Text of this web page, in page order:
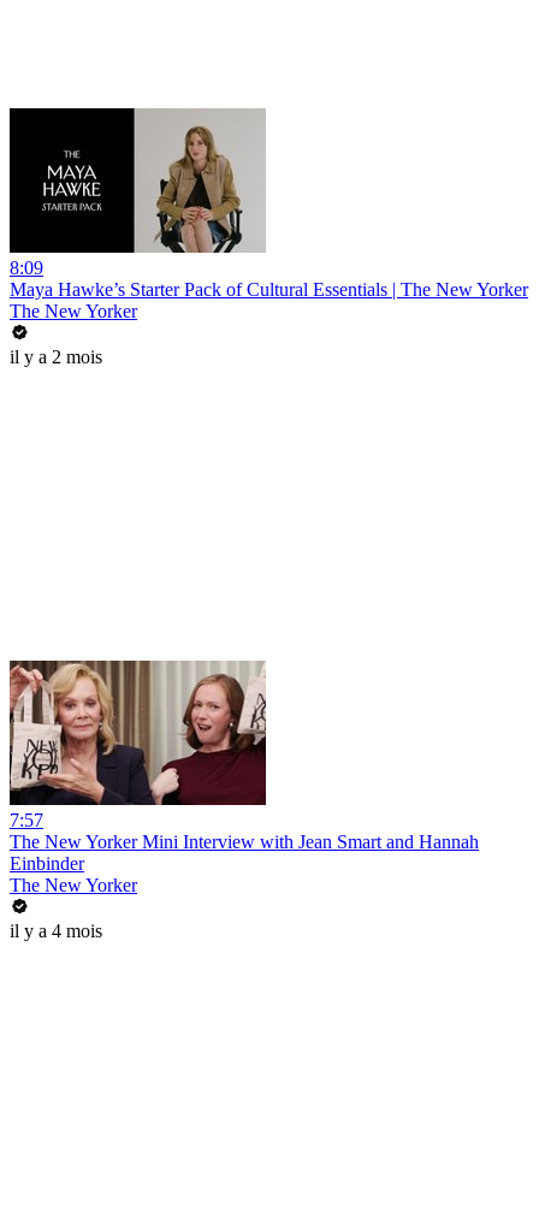
8:09
Maya Hawke’s Starter Pack of Cultural Essentials | The New Yorker
The New Yorker
il y a 2 mois
7:57
The New Yorker Mini Interview with Jean Smart and Hannah
Einbinder
The New Yorker
il y a 4 mois